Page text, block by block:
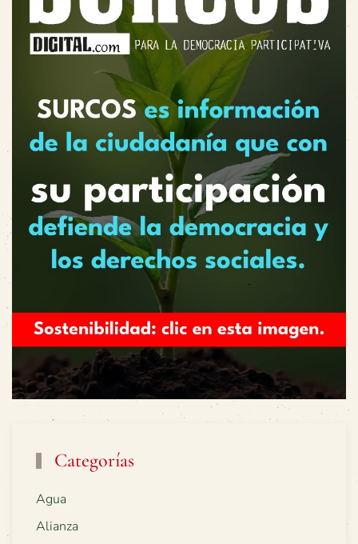
Categorías
Agua
Alianza